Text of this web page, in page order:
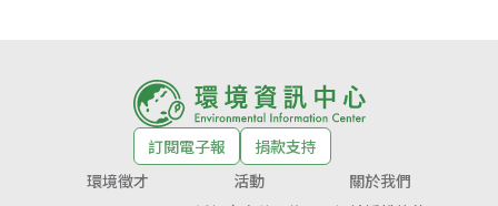
訂閱電子報
捐款支持
環境徵才
活動
關於我們